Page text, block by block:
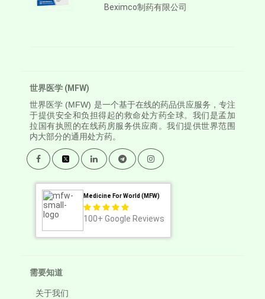
Beximco制药有限公司
世界医学 (MFW)
世界医学 (MFW) 是一个基于在线的药品供应服务，专注
于提供安全和负担得起的救命处方药全球。我们是孟加
拉国有执照的在线药房服务供应商。我们提供世界范围
内大部分的通用处方药。
Medicine For World (MFW)
100+ Google Reviews
需要知道
关于我们